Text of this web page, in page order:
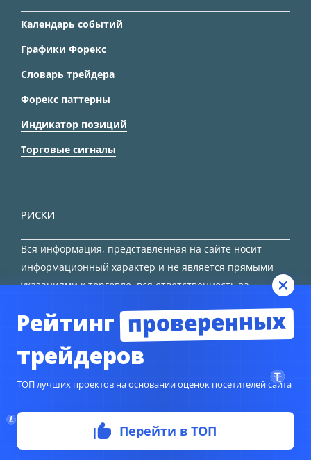
Календарь событий
Графики Форекс
Словарь трейдера
Форекс паттерны
Индикатор позиций
Торговые сигналы
РИСКИ
Вся информация, представленная на сайте носит
информационный характер и не является прямыми
указаниями к торговле, вся ответственность за
© Copyright 2024TORFOREX.COM
Рейтинг проверенных
трейдеров
ТОП лучших проектов на основании оценок посетителей сайта
Перейти в ТОП